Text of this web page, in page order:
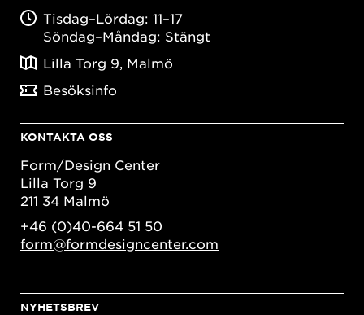
Tisdag–Lördag: 11–17
Söndag–Måndag: Stängt
Lilla Torg 9, Malmö
Besöksinfo
KONTAKTA OSS
Form/Design Center
Lilla Torg 9
211 34 Malmö
+46 (0)40-664 51 50
form@formdesigncenter.com
NYHETSBREV